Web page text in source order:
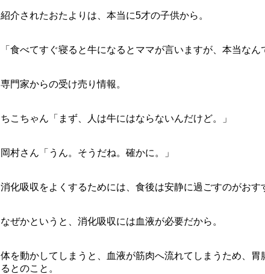
紹介されたおたよりは、本当に5才の子供から。
「食べてすぐ寝ると牛になるとママが言いますが、本当なん
専門家からの受け売り情報。
ちこちゃん「まず、人は牛にはならないんだけど。」
岡村さん「うん。そうだね。確かに。」
消化吸収をよくするためには、食後は安静に過ごすのがおす
なぜかというと、消化吸収には血液が必要だから。
体を動かしてしまうと、血液が筋肉へ流れてしまうため、胃
るとのこと。